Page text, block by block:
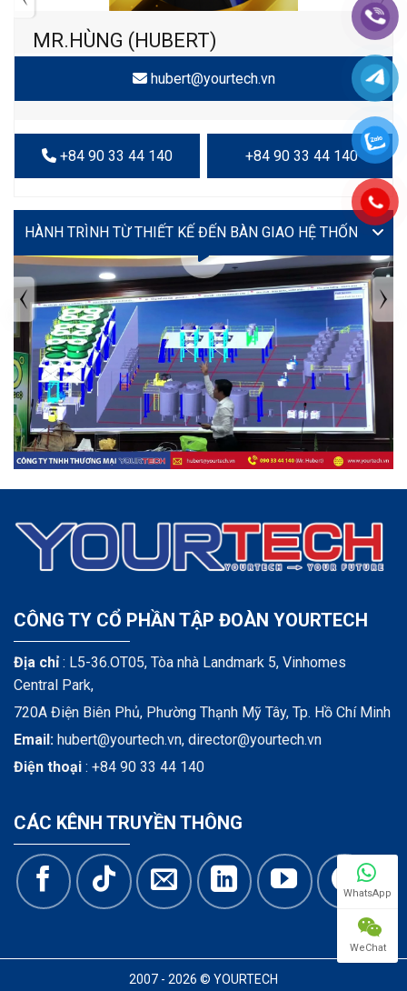
MR.HÙNG (HUBERT)
hubert@yourtech.vn
+84 90 33 44 140 +84 90 33 44 140
VIDEO
TIN TỨC MỚI NHẤT
Tuyển dụng: Nhân viên KẾ TOÁN
CÔNG TY CỔ PHẦN TẬP ĐOÀN YOURTECH
Địa chỉ: L5-36.OT05, Tòa nhà Landmark 5, Vinhomes
Central Park,
720A Điện Biên Phủ, Phường Thạnh Mỹ Tây, Tp. Hồ Chí Minh
Email: hubert@yourtech.vn, director@yourtech.vn
Điện thoại : +84 90 33 44 140
CÁC KÊNH TRUYỀN THÔNG
2007 - 2026 © YOURTECH
WhatsApp
WeChat